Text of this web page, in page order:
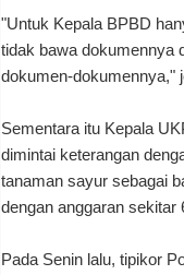
"Untuk Kepala BPBD
tidak bawa dokumennya
dokumen-dokumennya,"
Sementara itu Kepala
dimintai keterangan
tanaman sayur sebagai
dengan anggaran sekitar
Pada Senin lalu, tipikor